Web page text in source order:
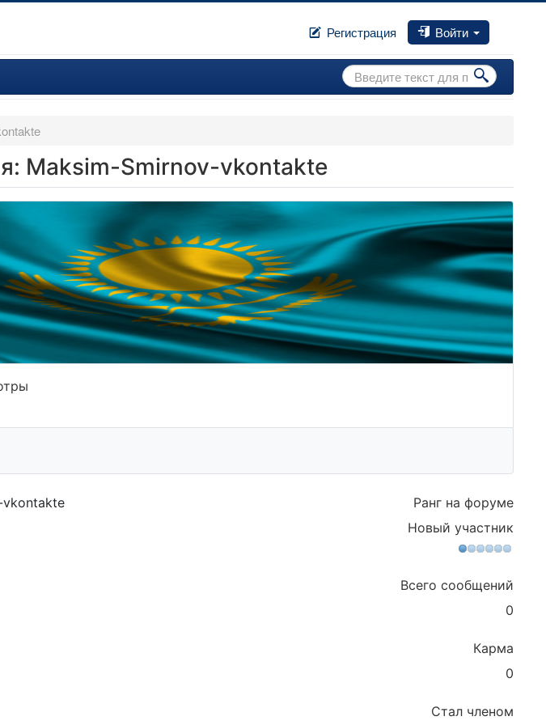
Регистрация Войти
Искать...
Maksim-Smirnov-vkontakte
vkontakte
Ранг на форуме
Новый участник
Всего сообщений
0
Карма
0
Стал членом